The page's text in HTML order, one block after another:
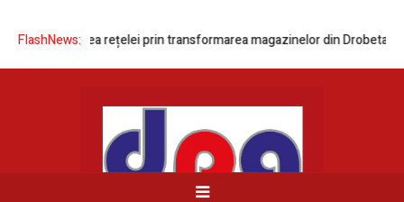
FlashNews:
modernizarea rețelei prin transformarea magazinelor din Drobeta-